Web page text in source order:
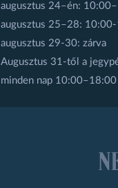
augusztus 24–én:
augusztus 25–28:
augusztus 29-30: zárva
Augusztus 31-től a
minden nap